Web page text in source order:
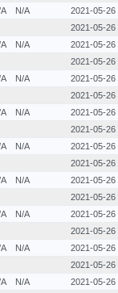
N/A
2021-05-26
2021-05-26
N/A
2021-05-26
2021-05-26
N/A
2021-05-26
2021-05-26
N/A
2021-05-26
2021-05-26
N/A
2021-05-26
2021-05-26
N/A
2021-05-26
2021-05-26
N/A
2021-05-26
2021-05-26
N/A
2021-05-26
2021-05-26
N/A
2021-05-26